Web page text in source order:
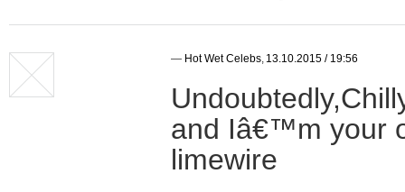
— Hot Wet Celebs, 13.10.2015 / 19:56
and Iâ€™m your
limewire